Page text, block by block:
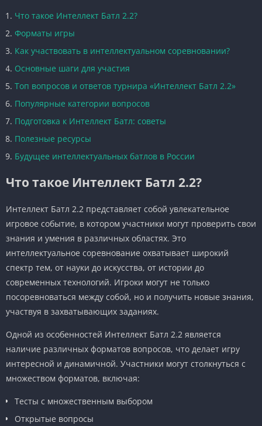
Что такое Интеллект Батл 2.2?
Форматы игры
Как участвовать в интеллектуальном соревновании?
Основные шаги для участия
Топ вопросов и ответов турнира «Интеллект Батл 2.2»
Популярные категории вопросов
Подготовка к Интеллект Батл: советы
Полезные ресурсы
Будущее интеллектуальных батлов в России
Что такое Интеллект Батл 2.2?
Интеллект Батл 2.2 представляет собой увлекательное
игровое событие, в котором участники могут проверить свои
знания и умения в различных областях. Это
интеллектуальное соревнование охватывает широкий
спектр тем, от науки до искусства, от истории до
современных технологий. Игроки могут не только
посоревноваться между собой, но и получить новые знания,
участвуя в захватывающих заданиях.
Одной из особенностей Интеллект Батл 2.2 является
наличие различных форматов вопросов, что делает игру
интересной и динамичной. Участники могут столкнуться с
множеством форматов, включая:
Тесты с множественным выбором
Открытые вопросы